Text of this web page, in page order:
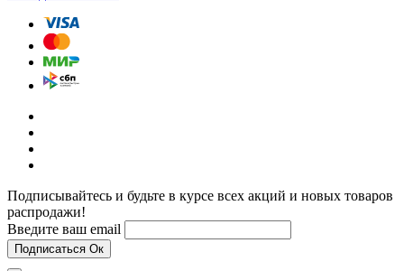
Подписывайтесь и будьте в курсе всех акций и новых товаров
распродажи!
Введите ваш email
Подписаться Ок